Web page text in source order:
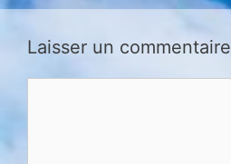
Laisser un commentaire